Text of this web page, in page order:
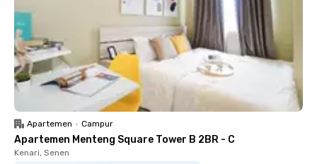
Apartemen • Campur
Apartemen Menteng Square Tower B 2BR - C
Kenari, Senen